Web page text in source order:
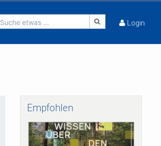
Suche etwas ... Login
Empfohlen